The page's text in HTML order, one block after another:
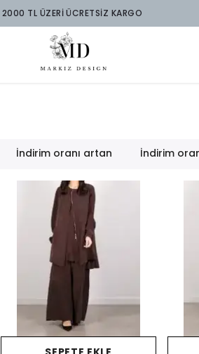
2000 TL ÜZERİ ÜCRETSİZ KARGO
İndirim oranı artan İndirim